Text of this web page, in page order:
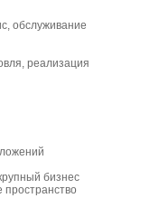
обслуживание
реализация
бизнес
пространство